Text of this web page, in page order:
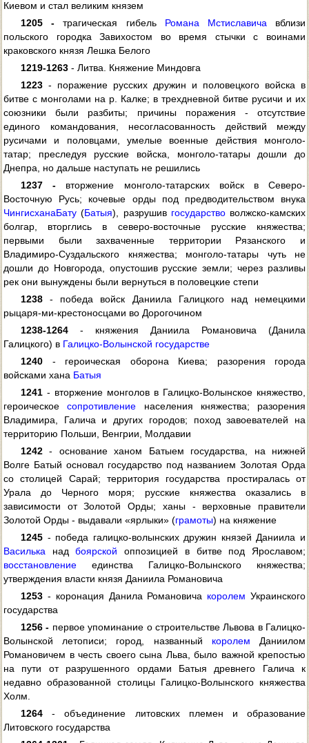
Киевом и стал великим князем
1205 - трагическая гибель Романа Мстиславича вблизи
польского городка Завихостом во время стычки с воинами
краковского князя Лешка Белого
1219-1263 - Литва. Княжение Миндовга
1223 - поражение русских дружин и половецкого войска в
битве с монголами на р. Калке; в трехдневной битве русичи и их
союзники были разбиты; причины поражения - отсутствие
единого командования, несогласованность действий между
русичами и половцами, умелые военные действия монголо-
татар; преследуя русские войска, монголо-татары дошли до
Днепра, но дальше наступать не решились
1237 - вторжение монголо-татарских войск в Северо-
Восточную Русь; кочевые орды под предводительством внука
ЧингисханаБату (Батыя), разрушив государствоволжско-камских
болгар, вторглись в северо-восточные русские княжества;
первыми были захваченные территории Рязанского и
Владимиро-Суздальского княжества; монголо-татары чуть не
дошли до Новгорода, опустошив русские земли; через разливы
рек они вынуждены были вернуться в половецкие степи
1238 - победа войск Даниила Галицкого над немецкими
рыцаря-ми-крестоносцами во Дорогочином
1238-1264 - княжения Даниила Романовича (Данила
Галицкого) в Галицко-Волынской государстве
1240 - героическая оборона Киева; разорения города
войсками хана Батыя
1241 - вторжение монголов в Галицко-Волынское княжество,
героическоесопротивление населения княжества; разорения
Владимира, Галича и других городов; поход завоевателей на
территорию Польши, Венгрии, Молдавии
1242 - основание ханом Батыем государства, на нижней
Волге Батый основал государство под названием Золотая Орда
со столицей Сарай; территория государства простиралась от
Урала до Черного моря; русские княжества оказались в
зависимости от Золотой Орды; ханы - верховные правители
Золотой Орды - выдавали «ярлыки» (грамоты) на княжение
1245 - победа галицко-волынских дружин князей Даниила и
Василька надбоярской оппозицией в битве под Ярославом;
восстановление единства Галицко-Волынского княжества;
утверждения власти князя Даниила Романовича
1253 - коронация Данила Романовича королем Украинского
государства
1256 - первое упоминание о строительстве Львова в Галицко-
Волынской летописи; город, названный королем Даниилом
Романовичем в честь своего сына Льва, было важной крепостью
на пути от разрушенного ордами Батыя древнего Галича к
недавно образованной столицы Галицко-Волынского княжества
Холм.
1264 - объединение литовских племен и образование
Литовского государства